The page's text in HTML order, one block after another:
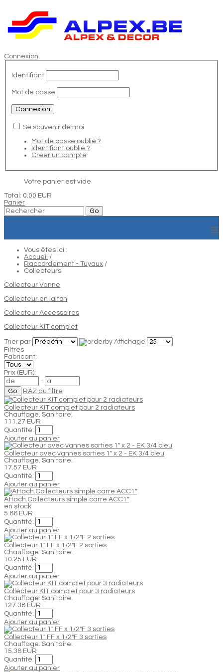
Connexion
Identifiant
Mot de passe
Se souvenir de moi
Mot de passe oublié ?
Identifiant oublié ?
Créer un compte
Votre panier est vide
Total: 0.00 EUR
Panier
≡
Vous êtes ici :
Accueil /
Raccordement - Tuyaux /
Collecteurs
Collecteur Vanne
Collecteur en laiton
Collecteur Accessoires
Collecteur KIT complet
Trier par
Affichage
Filtres
Fabricant:
Prix (EUR):
-
RAZ du filtre
Collecteur KIT complet pour 2 radiateurs
Chauffage. Sanitaire.
111.27 EUR
Quantité:
Ajouter au panier
Collecteur avec vannes sorties 1" x 2 - EK 3/4 bleu
Chauffage. Sanitaire.
17.57 EUR
Quantité:
Ajouter au panier
Attach.Collecteurs simple carre ACC1"
en stock
5.86 EUR
Quantité:
Ajouter au panier
Collecteur 1" FF x 1/2"F 2 sorties
Chauffage. Sanitaire.
10.25 EUR
Quantité:
Ajouter au panier
Collecteur KIT complet pour 3 radiateurs
Chauffage. Sanitaire.
127.38 EUR
Quantité:
Ajouter au panier
Collecteur 1" FF x 1/2"F 3 sorties
Chauffage. Sanitaire.
15.38 EUR
Quantité:
Ajouter au panier